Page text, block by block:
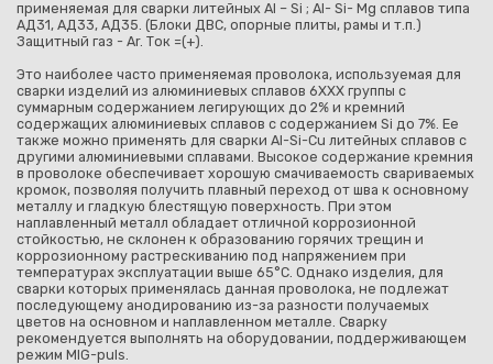
применяемая для сварки литейных Al – Si ; Al- Si- Mg сплавов типа
АД31, АД33, АД35. (Блоки ДВС, опорные плиты, рамы и т.п.)
Защитный газ - Ar. Ток =(+).
Это наиболее часто применяемая проволока, используемая для
сварки изделий из алюминиевых сплавов 6ХХХ группы с
суммарным содержанием легирующих до 2% и кремний
содержащих алюминиевых сплавов с содержанием Si до 7%. Ее
также можно применять для сварки Al-Si-Cu литейных сплавов с
другими алюминиевыми сплавами. Высокое содержание кремния
в проволоке обеспечивает хорошую смачиваемость свариваемых
кромок, позволяя получить плавный переход от шва к основному
металлу и гладкую блестящую поверхность. При этом
наплавленный металл обладает отличной коррозионной
стойкостью, не склонен к образованию горячих трещин и
коррозионному растрескиванию под напряжением при
температурах эксплуатации выше 65°С. Однако изделия, для
сварки которых применялась данная проволока, не подлежат
последующему анодированию из-за разности получаемых
цветов на основном и наплавленном металле. Сварку
рекомендуется выполнять на оборудовании, поддерживающем
режим MIG-puls.